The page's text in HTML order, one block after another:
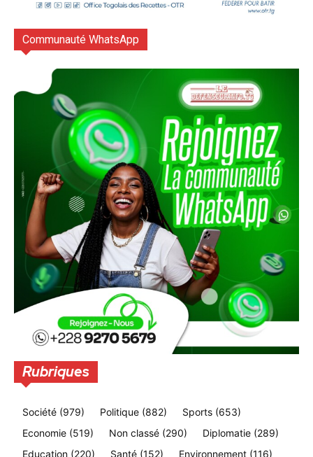
Communauté WhatsApp
Rubriques
Société (979) Politique (882) Sports (653)
Economie (519) Non classé (290) Diplomatie (289)
Education (220) Santé (152) Environnement (116)